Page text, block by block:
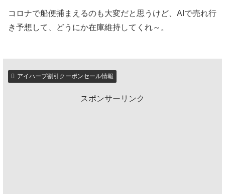
コロナで船便捕まえるのも大変だと思うけど、AIで売れ行
き予想して、どうにか在庫維持してくれ～。
アイハーブ割引クーポンセール情報
スポンサーリンク